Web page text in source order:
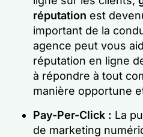
réputation est
important de la
agence peut vous
réputation en ligne
à répondre à tout
manière opportune
Pay-Per-Click : La
de marketing